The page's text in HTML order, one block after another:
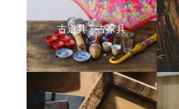
古道具・古家具